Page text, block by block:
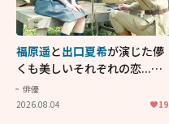
福原遥と出口夏希が演じた儚
くも美しいそれぞれの恋...生
きることの尊さを教えてくれ
た映画「あの花が咲く丘で、
俳優
2026.08.04
19